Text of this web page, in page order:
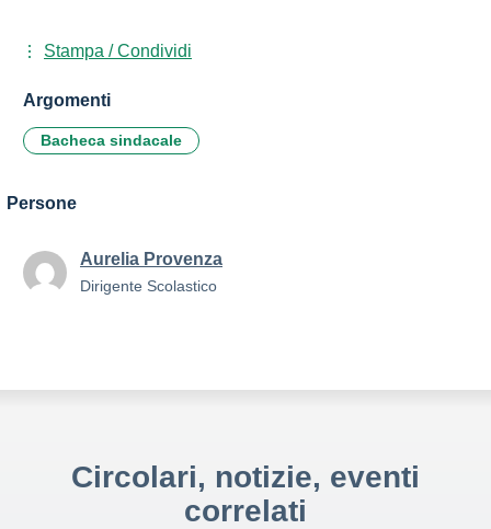
Stampa / Condividi
Argomenti
Bacheca sindacale
Persone
Aurelia Provenza
Dirigente Scolastico
Circolari, notizie, eventi
correlati